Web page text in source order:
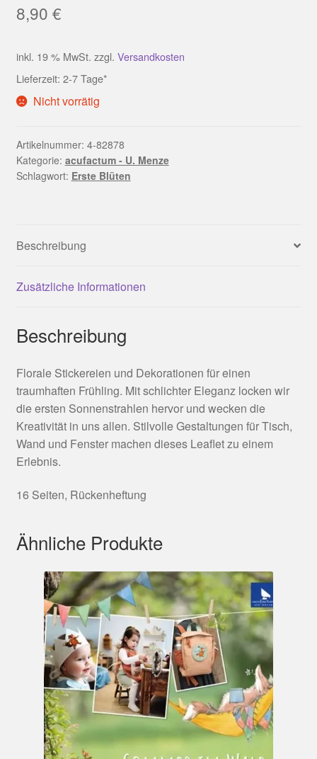
8,90 €
inkl. 19 % MwSt. zzgl. Versandkosten
Lieferzeit: 2-7 Tage*
Nicht vorrätig
Artikelnummer: 4-82878
Kategorie: acufactum - U. Menze
Schlagwort: Erste Blüten
Beschreibung
Zusätzliche Informationen
Beschreibung
Florale Stickereien und Dekorationen für einen
traumhaften Frühling. Mit schlichter Eleganz locken wir
die ersten Sonnenstrahlen hervor und wecken die
Kreativität in uns allen. Stilvolle Gestaltungen für Tisch,
Wand und Fenster machen dieses Leaflet zu einem
Erlebnis.
16 Seiten, Rückenheftung
Ähnliche Produkte